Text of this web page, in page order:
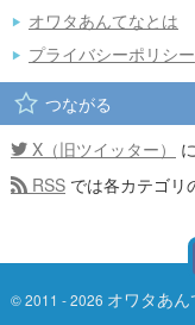
オワタあんてなとは
プライバシーポリシー
つながる
X（旧ツイッター）
RSS では各カテゴリ
© 2011 - 2026 オワタあん